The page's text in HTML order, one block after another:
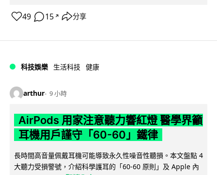
49 15 ↗ 分享
科技娛樂 生活科技 健康
arthur 9 小時
AirPods 用家注意聽力響紅燈 醫學界籲
耳機用戶謹守「60-60」鐵律
長時間高音量佩戴耳機可能導致永久性噪音性聽損。本文盤點 4
大聽力受損警號，介紹科學護耳的「60-60 原則」及 Apple 內